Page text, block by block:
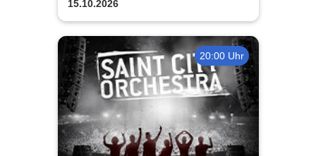
15.10.2026
20:00 Uhr